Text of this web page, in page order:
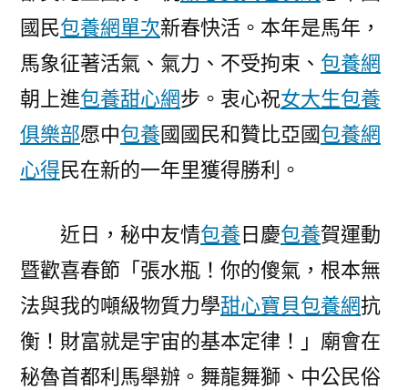
國民包養網單次新春快活。本年是馬年，
馬象征著活氣、氣力、不受拘束、 包養網
朝上進包養甜心網步。衷心祝女大生包養
俱樂部愿中包養國國民和贊比亞國包養網
心得民在新的一年里獲得勝利。
近日，秘中友情包養 日慶包養賀運動
暨歡喜春節「張水瓶！你的傻氣，根本無
法與我的噸級物質力學甜心寶貝包養網抗
衡！財富就是宇宙的基本定律！」廟會在
秘魯首都利馬舉辦。舞龍舞獅、中公民俗